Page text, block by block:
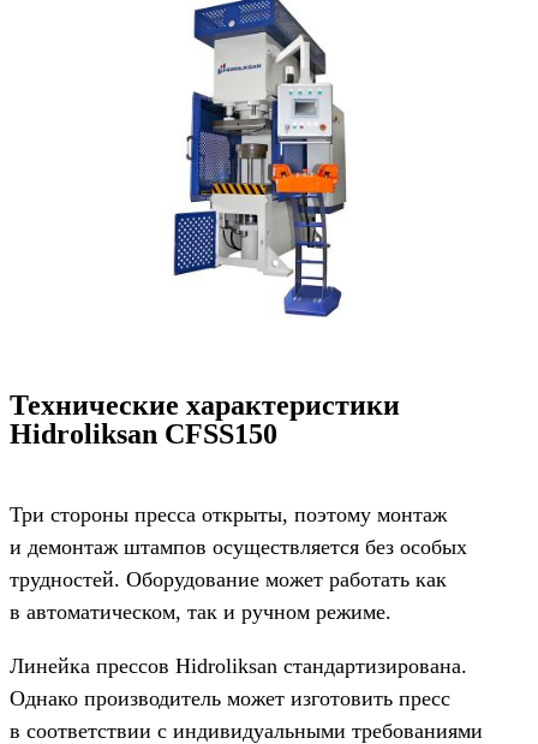
Технические характеристики
Hidroliksan CFSS150
Три стороны пресса открыты, поэтому монтаж
и демонтаж штампов осуществляется без особых
трудностей. Оборудование может работать как
в автоматическом, так и ручном режиме.
Линейка прессов Hidroliksan стандартизирована.
Однако производитель может изготовить пресс
в соответствии с индивидуальными требованиями